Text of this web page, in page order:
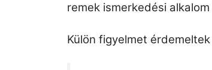
remek ismerkedési
Külön figyelmet